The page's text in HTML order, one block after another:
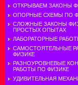
ОТКРЫВАЕМ ЗАКОНЫ
ОПОРНЫЕ СХЕМЫ ПО
СЛОЖНЫЕ ЗАКОНЫ
ПРОСТЫХ ОПЫТАХ
ЛАБОРАТОРНЫЕ
САМОСТОЯТЕЛЬНЫЕ
ФИЗИКЕ
РАЗНОУРОВНЕВЫЕ
РАБОТЫ ПО ФИЗИКЕ
УДИВИТЕЛЬНАЯ